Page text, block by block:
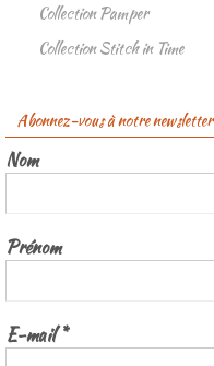
Collection Pamper
Collection Stitch in Time
Abonnez-vous à notre newsletter
Nom
Prénom
E-mail*